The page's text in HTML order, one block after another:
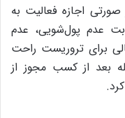
صورتی اجازه فعالیت به
عدم پول‌شویی، عدم
برای تروریست راحت
بعد از کسب مجوز از